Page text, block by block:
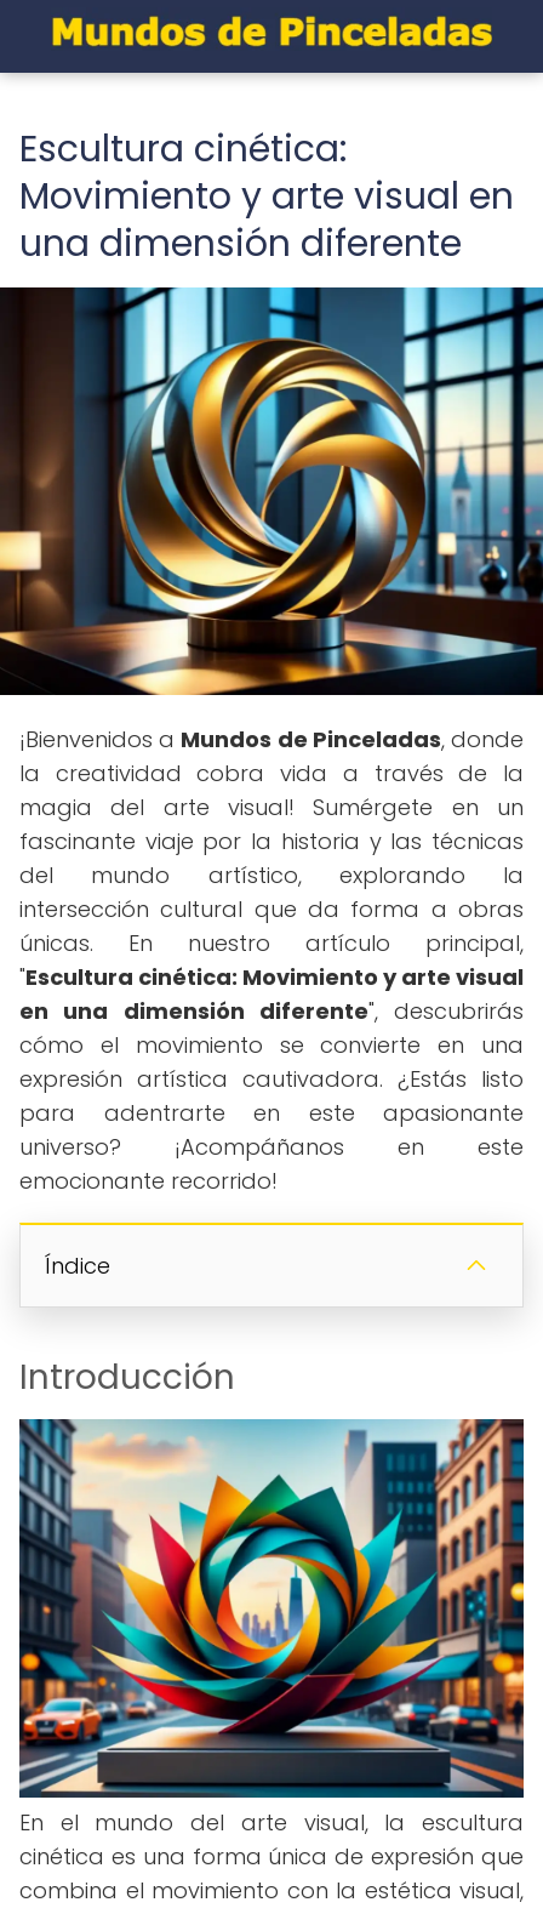
Escultura cinética:
Movimiento y arte visual en
una dimensión diferente
¡Bienvenidos a Mundos de Pinceladas, donde
la creatividad cobra vida a través de la
magia del arte visual! Sumérgete en un
fascinante viaje por la historia y las técnicas
del mundo artístico, explorando la
intersección cultural que da forma a obras
únicas. En nuestro artículo principal,
"Escultura cinética: Movimiento y arte visual
en una dimensión diferente", descubrirás
cómo el movimiento se convierte en una
expresión artística cautivadora. ¿Estás listo
para adentrarte en este apasionante
universo? ¡Acompáñanos en este
emocionante recorrido!
Índice
Introducción
En el mundo del arte visual, la escultura
cinética es una forma única de expresión que
combina el movimiento con la estética visual,